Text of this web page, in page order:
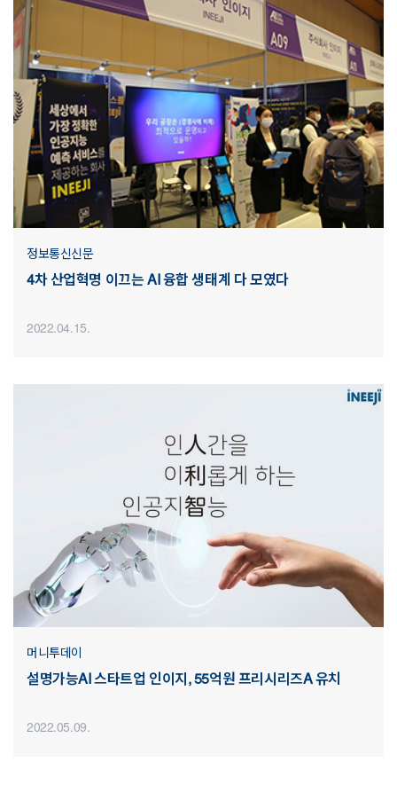
정보통신신문
4차 산업혁명 이끄는 AI 융합 생태계 다 모였다
2022.04.15.
머니투데이
설명가능AI 스타트업 인이지, 55억원 프리시리즈A 유치
2022.05.09.